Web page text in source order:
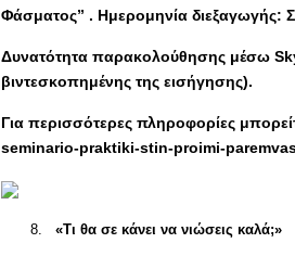
Φάσματος” . Ημερομηνία διεξαγωγής:
Δυνατότητα παρακολούθησης μέσω
βιντεσκοπημένης της εισήγησης).
Για περισσότερες πληροφορίες
seminario-praktiki-stin-proimi-
«Τι θα σε κάνει να νιώσεις καλά;»